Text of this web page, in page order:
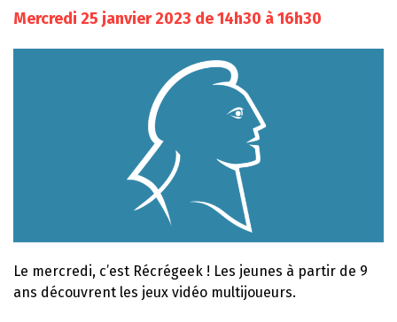
Mercredi 25 janvier 2023 de 14h30 à 16h30
Le mercredi, c’est Récrégeek ! Les jeunes à partir de 9
ans découvrent les jeux vidéo multijoueurs.